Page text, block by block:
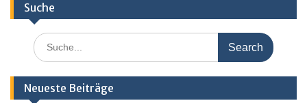
Suche
Search
for:
Neueste Beiträge